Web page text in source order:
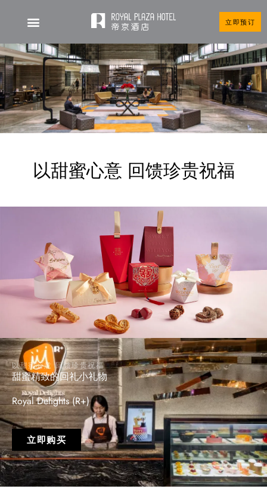
立即预订
以甜蜜心意 回馈珍贵祝福
以甜蜜心意 回馈珍贵祝福
甜蜜精致的回礼小礼物
Royal Delights (R+)
立即购买